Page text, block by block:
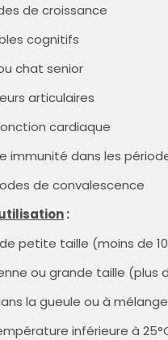
de croissance
cognitifs
chat senior
articulaires
cardiaque
immunité dans les
de convalescence
:
petite taille (moins de 10
ou grande taille (plus
la gueule ou à
inférieure à